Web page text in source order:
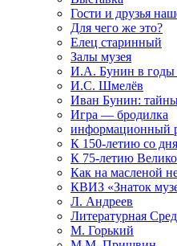
Гости и друзья
Для чего же это?
Елец старинный
Залы музея
И.А. Бунин в годы
И.С. Шмелёв
Иван Бунин: тайны
Игра — бродилка
информационный
К 150-летию со
К 75-летию
Как на масленой
КВИЗ «Знаток
Л. Андреев
Литературная
М. Горький